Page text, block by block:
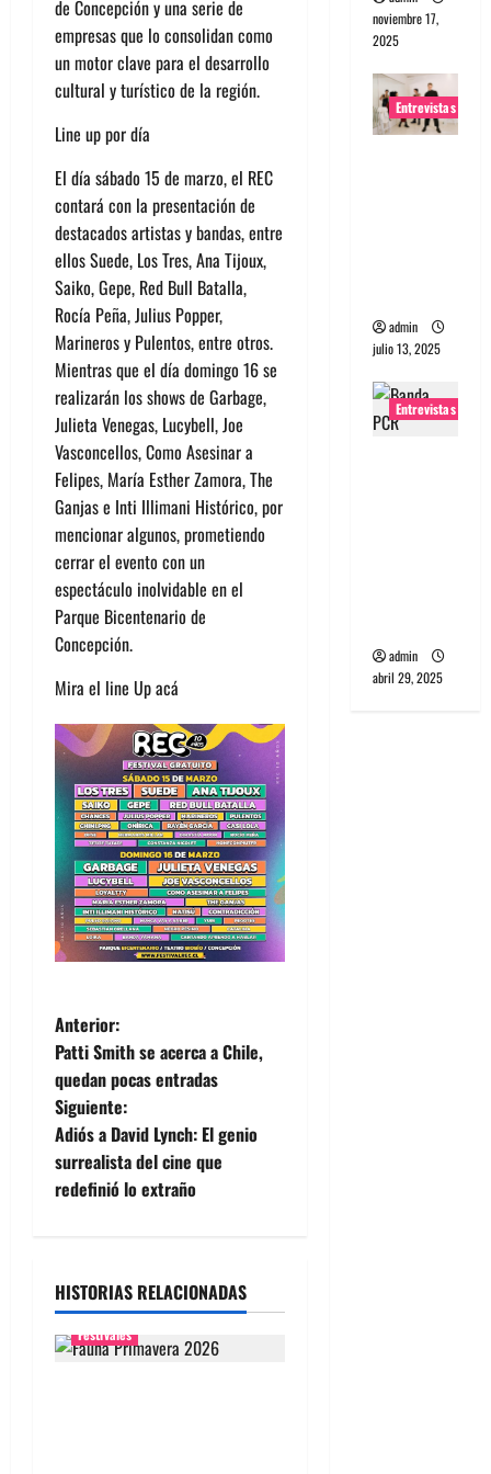
de Concepción y una serie de
empresas que lo consolidan como
un motor clave para el desarrollo
cultural y turístico de la región.
Line up por día
El día sábado 15 de marzo, el REC
contará con la presentación de
destacados artistas y bandas, entre
ellos Suede, Los Tres, Ana Tijoux,
Saiko, Gepe, Red Bull Batalla,
Rocía Peña, Julius Popper,
Marineros y Pulentos, entre otros.
Mientras que el día domingo 16 se
realizarán los shows de Garbage,
Julieta Venegas, Lucybell, Joe
Vasconcellos, Como Asesinar a
Felipes, María Esther Zamora, The
Ganjas e Inti Illimani Histórico, por
mencionar algunos, prometiendo
cerrar el evento con un
espectáculo inolvidable en el
Parque Bicentenario de
Concepción.
Mira el line Up acá
N
a
v
e
c
i
Anterior:
Patti Smith se acerca a Chile,
quedan pocas entradas
Siguiente:
Adiós a David Lynch: El genio
surrealista del cine que
redefinió lo extraño
HISTORIAS RELACIONADAS
Festivales
noviembre 17,
2025
Entrevistas
admin
julio 13, 2025
Entrevistas
admin
abril 29, 2025